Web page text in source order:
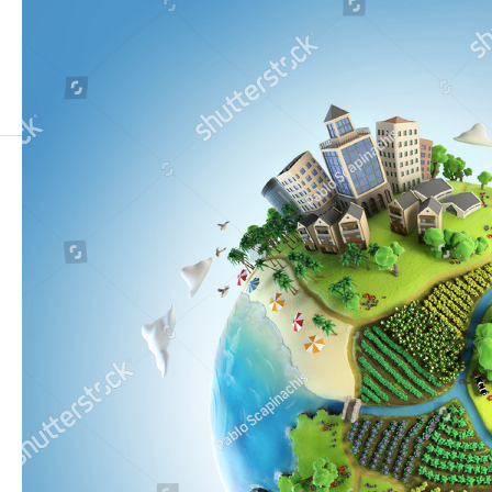
stock-photo-globe-concept-showing-a-green-peaceful-and-idyllic-life-style-in-the-world-in-a-cartoon-style-124871620
stock-photo-globe-concept-showing-a-green-
peaceful-and-idyllic-life-style-in-the-world-in-a-
cartoon-style-124871620
2021.11.20
この記事のタイトルとURLをコピーする